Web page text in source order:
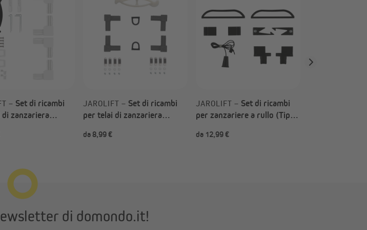
– Set di ricambi
zanzariera
JAROLIFT – Set di ricambi
per telai di zanzariera
scelta)
da 8,99 €
JAROLIFT – Set di ricambi
per zanzariere a rullo (Tipo
da 12,99 €
di domondo.it!